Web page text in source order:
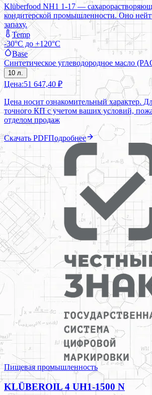
Klüberfood NH1 1-17 —
кондитерской промышленности. Оно
запаху.
Temp
-30°C до +120°C
Base
Синтетическое углеводородное масло
10 л.
Цена:51 647,40 ₽
Цена носит ознакомительный характер.
точного КП с учетом ваших условий,
отделом продаж
Скачать PDFПодробнее
Пищевая промышленность
KLÜBEROIL 4 UH1-1500 N